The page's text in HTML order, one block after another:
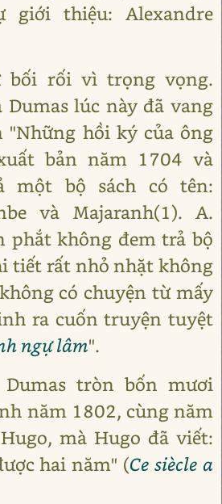
giới thiệu: Alexandre
bối rối vì trọng vọng.
Dumas lúc này đã vang
"Những hồi ký của ông
bản năm 1704 và
một bộ sách có tên:
và Majaranh(1). A.
phắt không đem trả bộ
tiết rất nhỏ nhặt không
có chuyện từ mấy
ra cuốn truyện tuyệt
ngự lâm".
tròn bốn mươi
năm 1802, cùng năm
mà Hugo đã viết:
hai năm" (Ce siècle a